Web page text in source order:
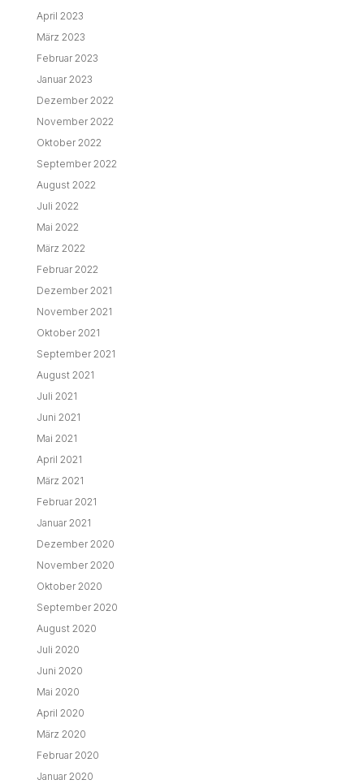
April 2023
März 2023
Februar 2023
Januar 2023
Dezember 2022
November 2022
Oktober 2022
September 2022
August 2022
Juli 2022
Mai 2022
März 2022
Februar 2022
Dezember 2021
November 2021
Oktober 2021
September 2021
August 2021
Juli 2021
Juni 2021
Mai 2021
April 2021
März 2021
Februar 2021
Januar 2021
Dezember 2020
November 2020
Oktober 2020
September 2020
August 2020
Juli 2020
Juni 2020
Mai 2020
April 2020
März 2020
Februar 2020
Januar 2020